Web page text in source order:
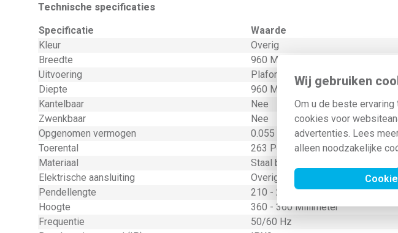
Wij gebruiken
Om u de beste
cookies voor
advertenties. Lees
alleen noodzakelijke
Technische specificaties
Specificatie
Waarde
Kleur
Overig
Breedte
960 Millimeter
Uitvoering
Plafond
Diepte
960 Millimeter
Kantelbaar
Nee
Zwenkbaar
Nee
Opgenomen vermogen
0.055 Kilowatt
Toerental
263 Per minuut
Materiaal
Staal behandeld
Elektrische aansluiting
Overig
Pendellengte
210 - 210 Millimeter
Hoogte
360 - 360 Millimeter
Frequentie
50/60 Hz